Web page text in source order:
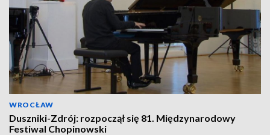
WROCŁAW
Duszniki-Zdrój: rozpoczął się 81. Międzynarodowy
Festiwal Chopinowski